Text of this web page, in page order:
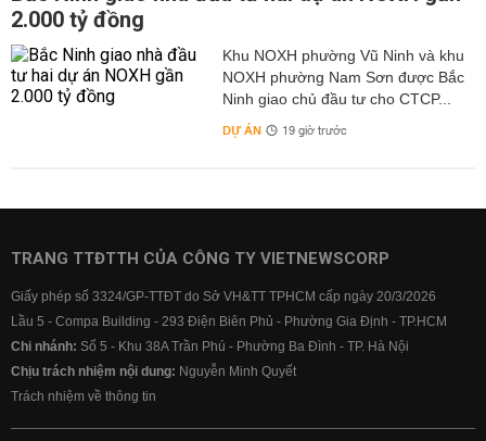
2.000 tỷ đồng
Khu NOXH phường Vũ Ninh và khu
NOXH phường Nam Sơn được Bắc
Ninh giao chủ đầu tư cho CTCP...
DỰ ÁN 19 giờ trước
TRANG TTĐTTH CỦA CÔNG TY VIETNEWSCORP
Giấy phép số 3324/GP-TTĐT do Sở VH&TT TPHCM cấp ngày 20/3/2026
Lầu 5 - Compa Building - 293 Điện Biên Phủ - Phường Gia Định - TP.HCM
Chi nhánh: Số 5 - Khu 38A Trần Phú - Phường Ba Đình - TP. Hà Nội
Chịu trách nhiệm nội dung: Nguyễn Minh Quyết
Trách nhiệm về thông tin